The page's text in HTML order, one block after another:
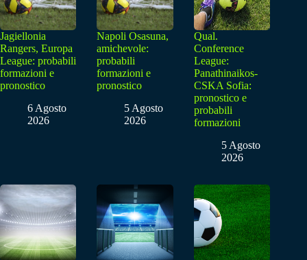
Jagiellonia
Rangers, Europa
League: probabili
formazioni e
pronostico
6 Agosto
2026
Napoli Osasuna,
amichevole:
probabili
formazioni e
pronostico
5 Agosto
2026
Qual.
Conference
League:
Panathinaikos-
CSKA Sofia:
pronostico e
probabili
formazioni
5 Agosto
2026